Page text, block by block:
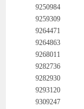
9250984
9259309
9264471
9264863
9268011
9282736
9282930
9293120
9309247